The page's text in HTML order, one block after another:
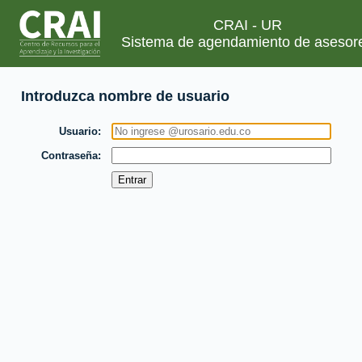
CRAI - UR
Sistema de agendamiento de
Introduzca nombre de usuario
Usuario
Contraseña